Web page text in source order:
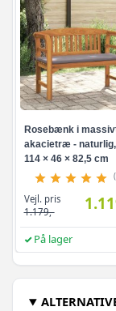
Rosebænk i
akacietræ - naturlig,
114 × 46 × 82,5 cm
Vejl. pris
1.179,-
På lager